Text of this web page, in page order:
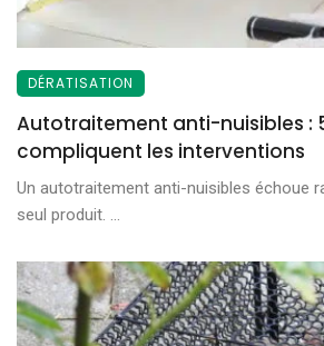
DÉRATISATION
Autotraitement anti-nuisibles :
compliquent les interventions
Un autotraitement anti-nuisibles échoue
seul produit. ...